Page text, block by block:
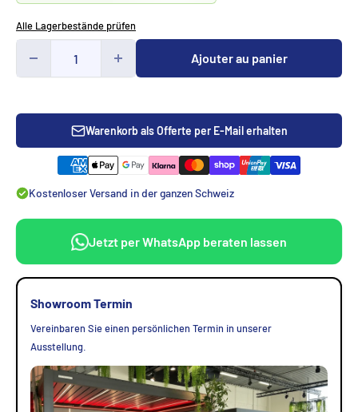
Alle Lagerbestände prüfen
Ajouter au panier
Warenkorb als Offerte per E-Mail erhalten
Kostenloser Versand in der ganzen Schweiz
Jetzt per WhatsApp beraten lassen
Showroom Termin
Vereinbaren Sie einen persönlichen Termin in unserer
Ausstellung.